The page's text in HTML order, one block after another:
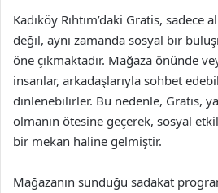
Kadıköy Rıhtım’daki Gratis, sadece
değil, aynı zamanda sosyal bir
öne çıkmaktadır. Mağaza önünde
insanlar, arkadaşlarıyla sohbet
dinlenebilirler. Bu nedenle, Gratis,
olmanın ötesine geçerek, sosyal
bir mekan haline gelmiştir.
Mağazanın sunduğu sadakat